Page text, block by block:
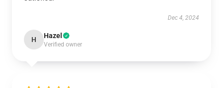
Dec 4, 2024
H Hazel
Verified owner